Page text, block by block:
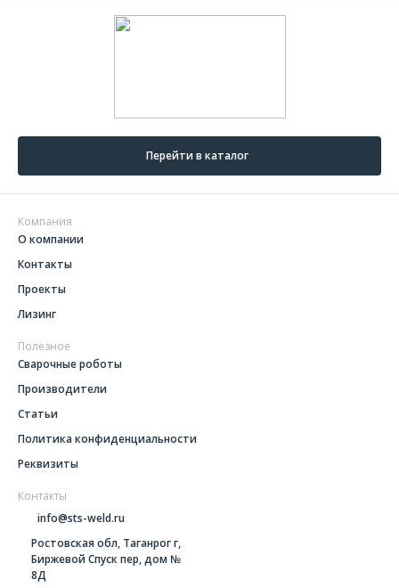
Перейти в каталог
Компания
О компании
Контакты
Проекты
Лизинг
Полезное
Сварочные роботы
Производители
Статьи
Политика конфиденциальности
Реквизиты
Контакты
info@sts-weld.ru
Ростовская обл, Таганрог г,
Биржевой Спуск пер, дом №
8Д